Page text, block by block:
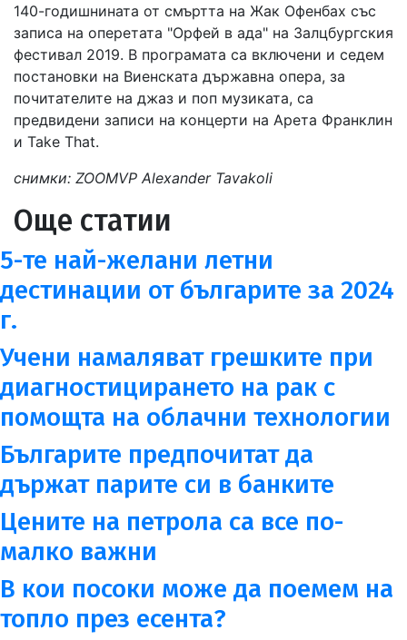
140-годишнината от смъртта на Жак Офенбах със
записа на оперетата "Орфей в ада" на Залцбургския
фестивал 2019. В програмата са включени и седем
постановки на Виенската държавна опера, за
почитателите на джаз и поп музиката, са
предвидени записи на концерти на Арета Франклин
и Take That.
снимки: ZOOMVP Alexander Tavakoli
Още статии
5-те най-желани летни
дестинации от българите за 2024
г.
Учени намаляват грешките при
диагностицирането на рак с
помощта на облачни технологии
Българите предпочитат да
държат парите си в банките
Цените на петрола са все по-
малко важни
В кои посоки може да поемем на
топло през есента?